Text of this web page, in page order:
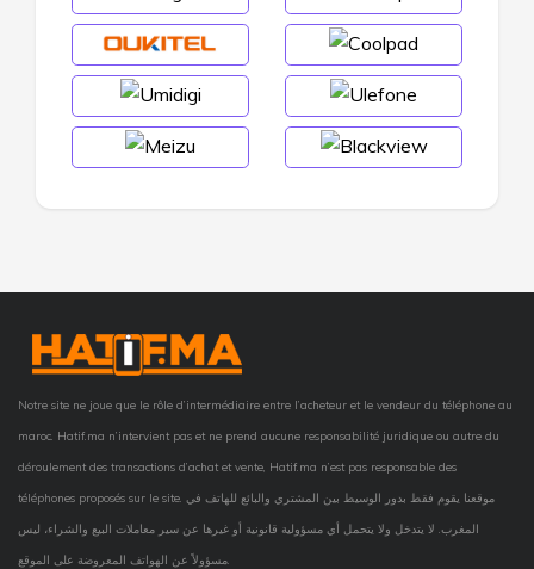
Notre site ne joue que le rôle d’intermédiaire entre l’acheteur et le vendeur du téléphone au
maroc. Hatif.ma n’intervient pas et ne prend aucune responsabilité juridique ou autre du
déroulement des transactions d’achat et vente, Hatif.ma n’est pas responsable des
téléphones proposés sur le site. موقعنا يقوم فقط بدور الوسيط بين المشتري والبائع للهاتف في
المغرب. لا يتدخل ولا يتحمل أي مسؤولية قانونية أو غيرها عن سير معاملات البيع والشراء، ليس